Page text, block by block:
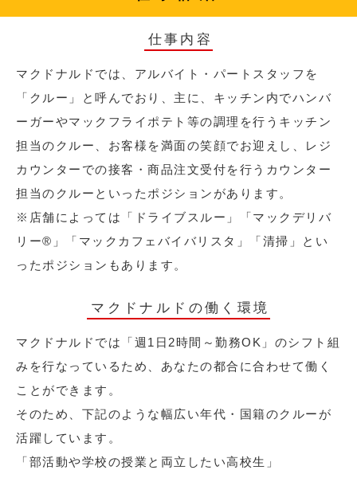
仕事内容
マクドナルドでは、アルバイト・パートスタッフを
「クルー」と呼んでおり、主に、キッチン内でハンバ
ーガーやマックフライポテト等の調理を行うキッチン
担当のクルー、お客様を満面の笑顔でお迎えし、レジ
カウンターでの接客・商品注文受付を行うカウンター
担当のクルーといったポジションがあります。
※店舗によっては「ドライブスルー」「マックデリバ
リー®︎」「マックカフェバイバリスタ」「清掃」とい
ったポジションもあります。
マクドナルドの働く環境
マクドナルドでは「週1日2時間～勤務OK」のシフト組
みを行なっているため、あなたの都合に合わせて働く
ことができます。
そのため、下記のような幅広い年代・国籍のクルーが
活躍しています。
「部活動や学校の授業と両立したい高校生」